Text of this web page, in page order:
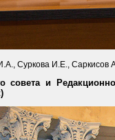
Суркова И.Е.,
совета и